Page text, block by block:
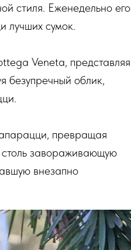
стиля. Еженедельно его
лучших сумок.
Veneta, представляя
безупречный облик,
превращая
завораживающую
внезапно